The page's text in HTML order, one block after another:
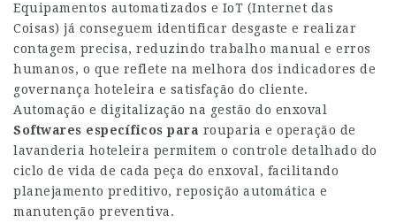
Equipamentos automatizados e IoT (Internet das
Coisas) já conseguem identificar desgaste e realizar
contagem precisa, reduzindo trabalho manual e erros
humanos, o que reflete na melhora dos indicadores de
governança hoteleira e satisfação do cliente.
Automação e digitalização na gestão do enxoval
Softwares específicos para rouparia e operação de
lavanderia hoteleira permitem o controle detalhado do
ciclo de vida de cada peça do enxoval, facilitando
planejamento preditivo, reposição automática e
manutenção preventiva.